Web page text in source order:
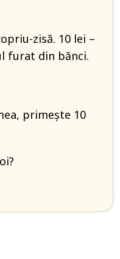
zisă. 10 lei –
furat din bănci.
primește 10